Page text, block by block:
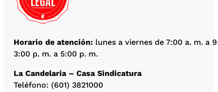
Horario de atención: lunes a viernes de 7:00 a. m. a
3:00 p. m. a 5:00 p. m.
La Candelaria – Casa Sindicatura
Teléfono: (601) 3821000